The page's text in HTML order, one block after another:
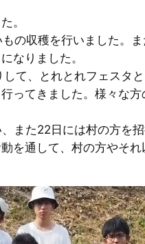
。
の収穫を行いました。
なりました。
て、とれとれフェスタ
ってきました。様々な
また22日には村の方を
を通して、村の方やそ